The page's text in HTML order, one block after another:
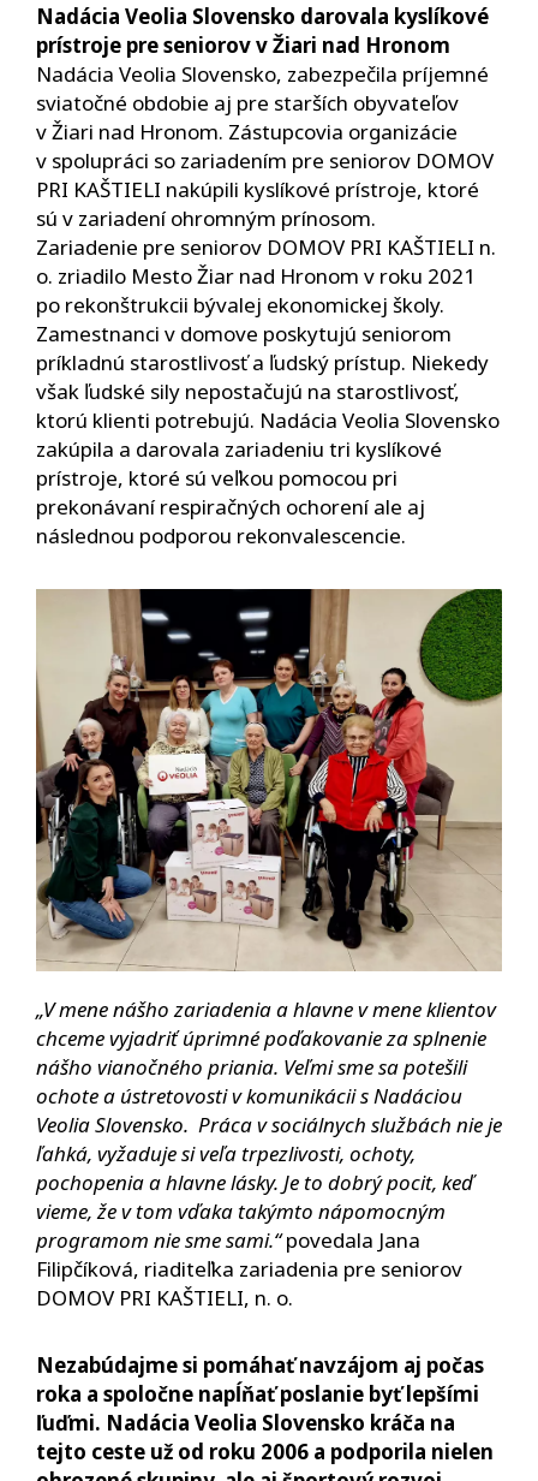
Nadácia Veolia Slovensko darovala kyslíkové
prístroje pre seniorov v Žiari nad Hronom
Nadácia Veolia Slovensko, zabezpečila príjemné
sviatočné obdobie aj pre starších obyvateľov
v Žiari nad Hronom. Zástupcovia organizácie
v spolupráci so zariadením pre seniorov DOMOV
PRI KAŠTIELI nakúpili kyslíkové prístroje, ktoré
sú v zariadení ohromným prínosom.
Zariadenie pre seniorov DOMOV PRI KAŠTIELI n.
o. zriadilo Mesto Žiar nad Hronom v roku 2021
po rekonštrukcii bývalej ekonomickej školy.
Zamestnanci v domove poskytujú seniorom
príkladnú starostlivosť a ľudský prístup. Niekedy
však ľudské sily nepostačujú na starostlivosť,
ktorú klienti potrebujú. Nadácia Veolia Slovensko
zakúpila a darovala zariadeniu tri kyslíkové
prístroje, ktoré sú veľkou pomocou pri
prekonávaní respiračných ochorení ale aj
následnou podporou rekonvalescencie.
„V mene nášho zariadenia a hlavne v mene klientov
chceme vyjadriť úprimné poďakovanie za splnenie
nášho vianočného priania. Veľmi sme sa potešili
ochote a ústretovosti v komunikácii s Nadáciou
Veolia Slovensko. Práca v sociálnych službách nie je
ľahká, vyžaduje si veľa trpezlivosti, ochoty,
pochopenia a hlavne lásky. Je to dobrý pocit, keď
vieme, že v tom vďaka takýmto nápomocným
programom nie sme sami.“ povedala Jana
Filipčíková, riaditeľka zariadenia pre seniorov
DOMOV PRI KAŠTIELI, n. o.
Nezabúdajme si pomáhať navzájom aj počas
roka a spoločne napĺňať poslanie byť lepšími
ľuďmi. Nadácia Veolia Slovensko kráča na
tejto ceste už od roku 2006 a podporila nielen